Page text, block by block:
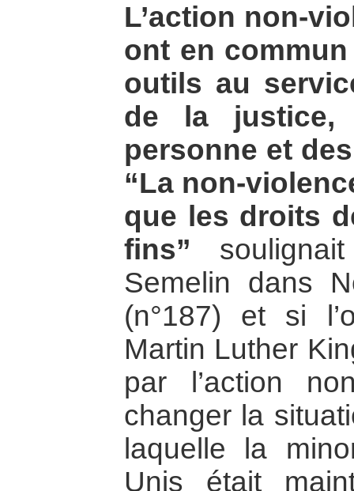
L’action non-
ont en
outils au
de la
personne et
“La non-
que les droits
fins”
Semelin dans
(n°187) et si
Martin Luther
par l’action
changer la
laquelle la
Unis était